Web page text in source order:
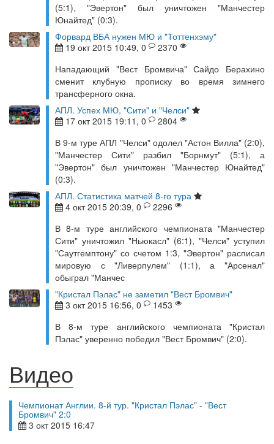
(5:1), "Эвертон" был уничтожен "Манчестер
Юнайтед" (0:3).
Форвард ВБА нужен МЮ и "Тоттенхэму"
19 окт 2015 10:49, 0
2370
Нападающий "Вест Бромвича" Сайдо Берахино
сменит клубную прописку во время зимнего
трансферного окна.
АПЛ. Успех МЮ, "Сити" и "Челси"
17 окт 2015 19:11, 0
2804
В 9-м туре АПЛ "Челси" одолел "Астон Вилла" (2:0),
"Манчестер Сити" разбил "Борнмут" (5:1), а
"Эвертон" был уничтожен "Манчестер Юнайтед"
(0:3).
АПЛ. Статистика матчей 8-го тура
4 окт 2015 20:39, 0
2296
В 8-м туре английского чемпионата "Манчестер
Сити" уничтожил "Ньюкасл" (6:1), "Челси" уступил
"Саутгемптону" со счетом 1:3, "Эвертон" расписал
мировую с "Ливерпулем" (1:1), а "Арсенал"
обыграл "Манчес
"Кристал Пэлас" не заметил "Вест Бромвич"
3 окт 2015 16:56, 0
1453
В 8-м туре английского чемпионата "Кристал
Пэлас" уверенно победил "Вест Бромвич" (2:0).
Видео
Чемпионат Англии. 8-й тур. "Кристал Пэлас" - "Вест
Бромвич" 2:0
3 окт 2015 16:47